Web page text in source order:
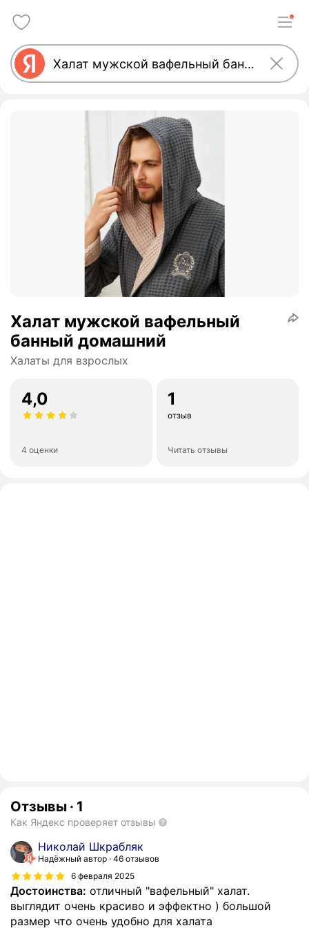
Халат мужской вафельный
банный домашний
Халаты для взрослых
4,0
4 оценки
1
отзыв
Читать отзывы
Отзывы · 1
Как Яндекс проверяет отзывы
Николай Шкрабляк
Надёжный автор 46 отзывов
6 февраля 2025
Достоинства: отличный "вафельный" халат.
выглядит очень красиво и эффектно ) большой
размер что очень удобно для халата